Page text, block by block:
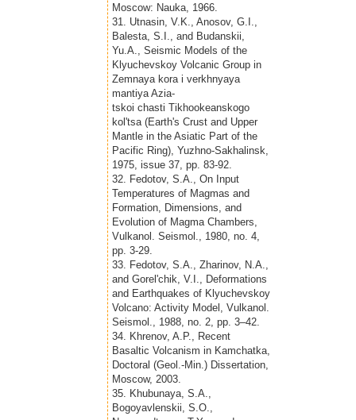
Moscow: Nauka, 1966.
31. Utnasin, V.K., Anosov, G.I.,
Balesta, S.I., and Budanskii,
Yu.A., Seismic Models of the
Klyuchevskoy Volcanic Group in
Zemnaya kora i verkhnyaya
mantiya Azia-
tskoi chasti Tikhookeanskogo
kol'tsa (Earth's Crust and Upper
Mantle in the Asiatic Part of the
Pacific Ring), Yuzhno-Sakhalinsk,
1975, issue 37, pp. 83-92.
32. Fedotov, S.A., On Input
Temperatures of Magmas and
Formation, Dimensions, and
Evolution of Magma Chambers,
Vulkanol. Seismol., 1980, no. 4,
pp. 3-29.
33. Fedotov, S.A., Zharinov, N.A.,
and Gorel'chik, V.I., Deformations
and Earthquakes of Klyuchevskoy
Volcano: Activity Model, Vulkanol.
Seismol., 1988, no. 2, pp. 3–42.
34. Khrenov, A.P., Recent
Basaltic Volcanism in Kamchatka,
Doctoral (Geol.-Min.) Dissertation,
Moscow, 2003.
35. Khubunaya, S.A.,
Bogoyavlenskii, S.O.,